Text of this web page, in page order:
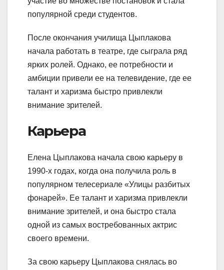
популярной среди студентов.
После окончания училища Цыплакова
начала работать в театре, где сыграла ряд
ярких ролей. Однако, ее потребности и
амбиции привели ее на телевидение, где ее
талант и харизма быстро привлекли
внимание зрителей.
Карьера
Елена Цыплакова начала свою карьеру в
1990-х годах, когда она получила роль в
популярном телесериале «Улицы разбитых
фонарей». Ее талант и харизма привлекли
внимание зрителей, и она быстро стала
одной из самых востребованных актрис
своего времени.
За свою карьеру Цыплакова снялась во